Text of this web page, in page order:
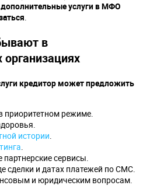
услуги в МФО
.
в
кредитор может предложить
приоритетном режиме.
истории.
.
сервисы.
сделки и датах платежей по СМС.
и юридическим вопросам.